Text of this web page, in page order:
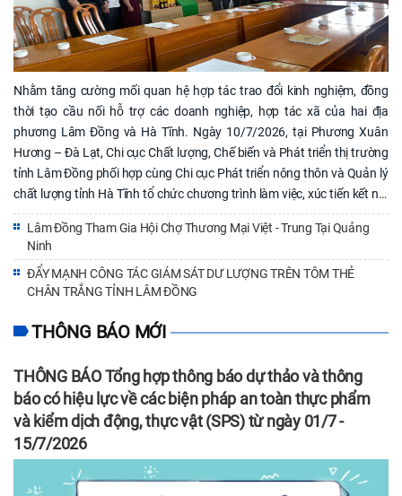
và thực hiện đúng các quy định chuyển tiếp, góp phần bảo đảm tuân
thủ pháp luật và nâng cao chất lượng thông tin cung cấp đến người
tiêu dùng. Kèm theo: Thông tư số 30/2026/TT-BYT:30-byt.signed.pdf;
30-byt-pl-1.pdf; 30-byt-2.pdf Nguyễn Thị Bảo Vân
Nhằm tăng cường mối quan hệ hợp tác trao đổi kinh nghiệm, đồng
thời tạo cầu nối hỗ trợ các doanh nghiệp, hợp tác xã của hai địa
phương Lâm Đồng và Hà Tĩnh. Ngày 10/7/2026, tại Phương Xuân
Hương – Đà Lạt, Chi cục Chất lượng, Chế biến và Phát triển thị trường
tỉnh Lâm Đồng phối hợp cùng Chi cục Phát triển nông thôn và Quản lý
chất lượng tỉnh Hà Tĩnh tổ chức chương trình làm việc, xúc tiến kết nối
tiêu thụ các sản phẩm nông sản đặc sản và sản phẩm OCOP. Trong
khuôn khổ chương trình, hai bên đã tập trung thảo luận các nội dung
đã tiến hành khảo sát thực tế năng lực tiêu thụ tại các kênh phân phối
lớn trên địa bàn tỉnh Lâm Đồng như hệ các đơn vị sản xuất, thu mua
thương trực tiếp: Chi cục Chất lượng, Chế biến và Phát triển thị trường
Tĩnh làm việc trực tiếp với các đơn vị cung ứng và tiêu thụ nông sản
quy mô lớn tại địa phương. Qua đó, tìm kiếm cơ hội đưa các mặt hàng
thế mạnh của Hà Tĩnh tiếp cận sâu hơn vào thị trường vùng Tây
Nguyên. Tại buổi làm việc, đại diện 02 Chi cục đã chia sẻ nhiều kinh
nghiệm quý báu trong công tác quản lý chất lượng, công nghệ chế
biến sau thu hoạch và các giải pháp linh hoạt nhằm phát triển thị
Lâm Đồng Tham Gia Hội Chợ Thương Mại Việt - Trung Tại Quảng
Ninh
ĐẨY MẠNH CÔNG TÁC GIÁM SÁT DƯ LƯỢNG TRÊN TÔM THẺ
CHÂN TRẮNG TỈNH LÂM ĐỒNG
THÔNG BÁO MỚI
THÔNG BÁO Tổng hợp thông báo dự thảo và thông
báo có hiệu lực về các biện pháp an toàn thực phẩm
và kiểm dịch động, thực vật (SPS) từ ngày 01/7 -
15/7/2026